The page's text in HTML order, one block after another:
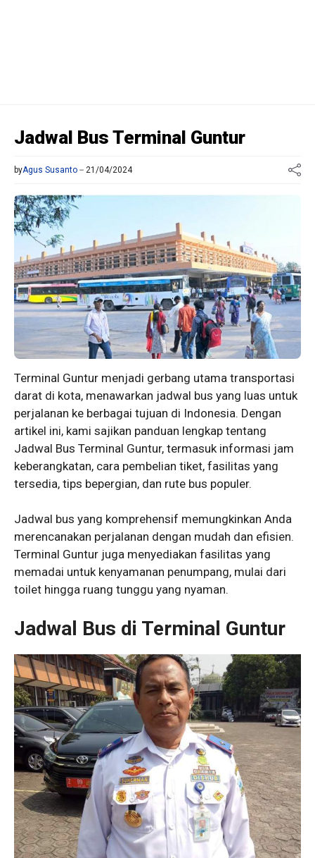
Jadwal Bus Terminal Guntur
byAgus Susanto 21/04/2024
Terminal Guntur menjadi gerbang utama transportasi
darat di kota, menawarkan jadwal bus yang luas untuk
perjalanan ke berbagai tujuan di Indonesia. Dengan
artikel ini, kami sajikan panduan lengkap tentang
Jadwal Bus Terminal Guntur, termasuk informasi jam
keberangkatan, cara pembelian tiket, fasilitas yang
tersedia, tips bepergian, dan rute bus populer.
Jadwal bus yang komprehensif memungkinkan Anda
merencanakan perjalanan dengan mudah dan efisien.
Terminal Guntur juga menyediakan fasilitas yang
memadai untuk kenyamanan penumpang, mulai dari
toilet hingga ruang tunggu yang nyaman.
Jadwal Bus di Terminal Guntur